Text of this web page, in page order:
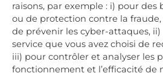
raisons, par exemple : i) pour des
ou de protection contre la
de prévenir les cyber-attaques,
service que vous avez choisi de
iii) pour contrôler et analyser les
fonctionnement et l’efficacité de